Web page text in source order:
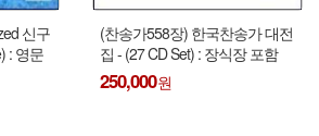
신구
: 영문
(찬송가558장) 한국찬송가 대전
집 - (27 CD Set) : 장식장 포함
250,000